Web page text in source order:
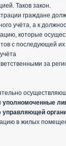
Таков закон.
граждане
учёта, а к
которые
с последующей
за
уполномоченные
управляющей
в жилых